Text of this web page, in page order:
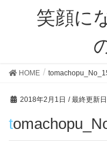
笑顔に
HOME
2018年2月1日 / 最終更新